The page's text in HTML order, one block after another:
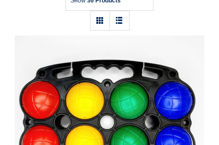
Boccia Spiel mit 8 farbigen Kugeln aus
Kunststoff